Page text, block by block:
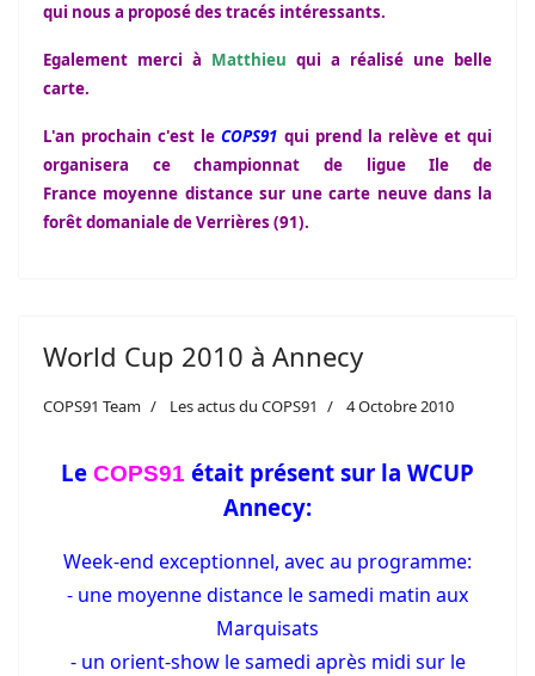
qui nous a proposé des tracés intéressants.
Egalement merci à Matthieu qui a réalisé une belle
carte.
L'an prochain c'est le COPS91 qui prend la relève et qui
organisera ce championnat de ligue Ile de
France moyenne distance sur une carte neuve dans la
forêt domaniale de Verrières (91).
World Cup 2010 à Annecy
COPS91 Team Les actus du COPS91 4 Octobre 2010
Le COPS91 était présent sur la WCUP
Annecy:
Week-end exceptionnel, avec au programme:
- une moyenne distance le samedi matin aux
Marquisats
- un orient-show le samedi après midi sur le